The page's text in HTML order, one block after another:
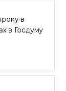
в
в Госдуму